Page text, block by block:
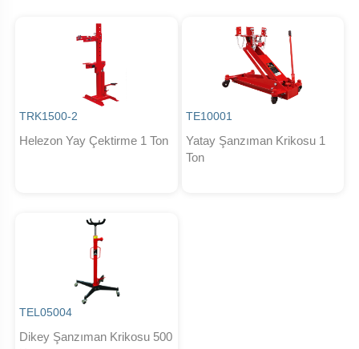
TRK1500-2
Helezon Yay Çektirme 1 Ton
TE10001
Yatay Şanzıman Krikosu 1
Ton
TEL05004
Dikey Şanzıman Krikosu 500